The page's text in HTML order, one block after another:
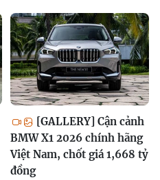
[GALLERY] Cận cảnh
BMW X1 2026 chính hãng
Việt Nam, chốt giá 1,668 tỷ
đồng